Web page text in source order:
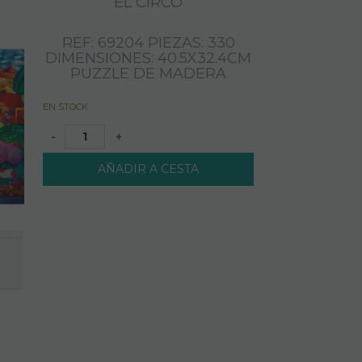
REF: 69204 PIEZAS: 330
DIMENSIONES: 40.5X32.4CM
PUZZLE DE MADERA
EN STOCK
- +
AÑADIR A CESTA